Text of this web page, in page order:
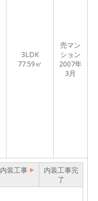
3LDK
77.59㎡
売マン
ション
2007年
3月
内装工事
内装工事完
了